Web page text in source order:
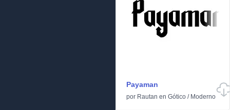
Payaman
por Rautan en Gótico / Moderno